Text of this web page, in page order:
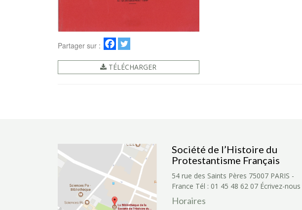
Partager sur :
TÉLÉCHARGER
Société de l’Histoire du
Protestantisme Français
54 rue des Saints Pères 75007 PARIS -
France Tél : 01 45 48 62 07 Écrivez-nous
Horaires